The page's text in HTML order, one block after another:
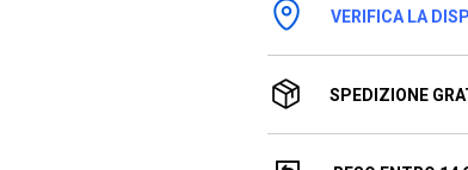
VERIFICA LA
SPEDIZIONE